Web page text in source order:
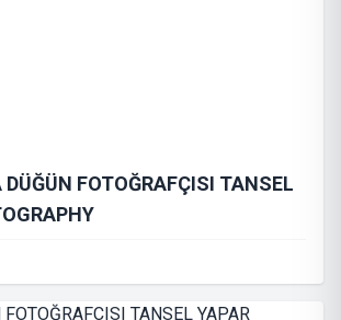
FOTOĞRAFÇISI TANSEL